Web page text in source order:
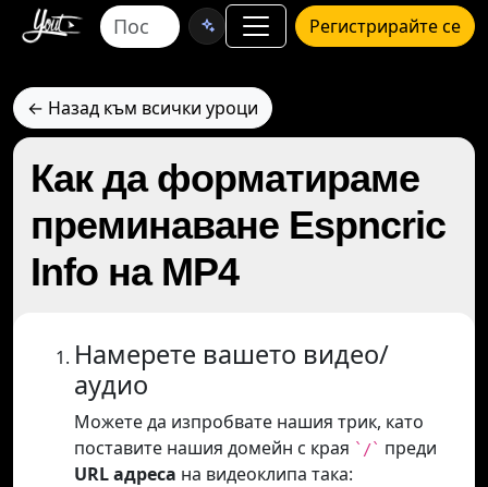
Регистрирайте се
← Назад към всички уроци
Как да форматираме
преминаване Espncric
Info на MP4
Намерете вашето видео/
аудио
Можете да изпробвате нашия трик, като
поставите нашия домейн с края `/` преди
URL адреса на видеоклипа така: